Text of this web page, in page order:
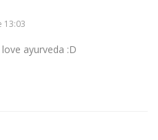
13:03
ayurveda :D